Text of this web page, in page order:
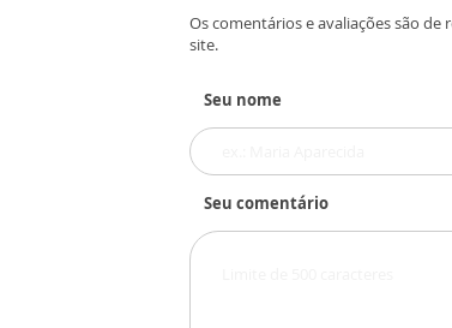
Os comentários e avaliações são
site.
Seu nome
Seu comentário